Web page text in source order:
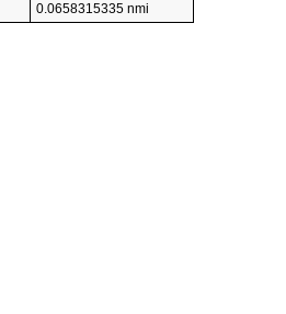
0.0658315335 nmi